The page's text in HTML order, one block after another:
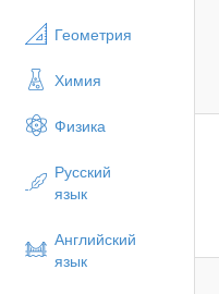
Геометрия
Химия
Физика
Русский
язык
Английский
язык